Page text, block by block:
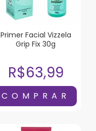
Primer Facial Vizzela
Grip Fix 30g
R$63,99